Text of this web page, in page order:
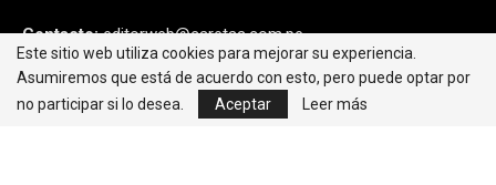
Contacto:editorweb@caretas.com.pe
Síguenos:
Este sitio web utiliza cookies para mejorar su experiencia.
Asumiremos que está de acuerdo con esto, pero puede optar por
no participar si lo desea.
Aceptar Leer más